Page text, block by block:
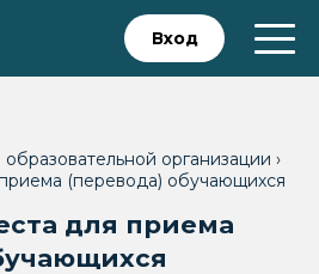
Вход
организации ›
(перевода) обучающихся
для приема